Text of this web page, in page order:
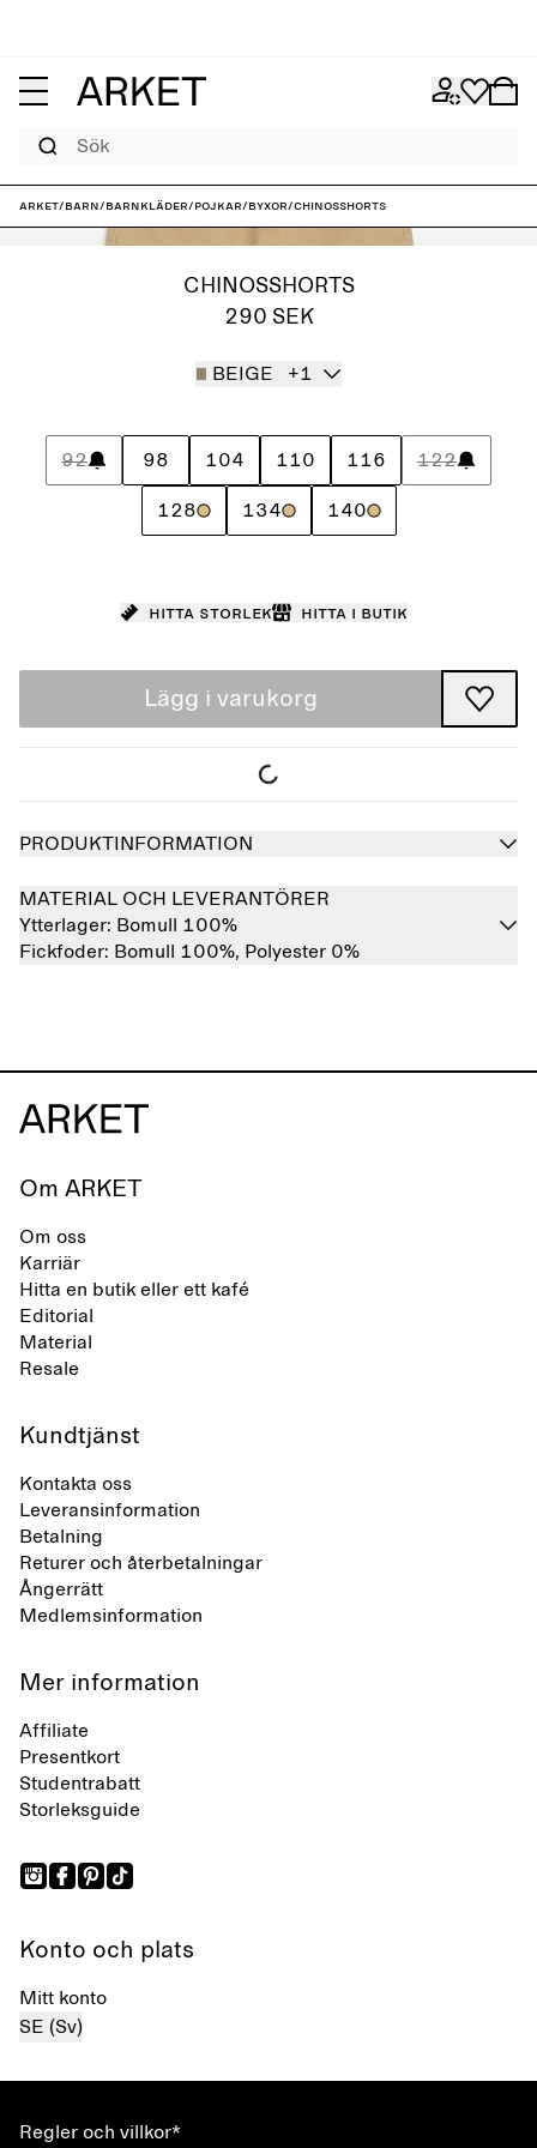
ARKET/Barn/Barnkläder/Pojkar/Byxor/Chinosshorts
CHINOSSHORTS
290 SEK
BEIGE +1
92 98 104 110 116 122
128 134 140
Hitta storlek Hitta i butik
Lägg i varukorg
PRODUKTINFORMATION
MATERIAL OCH LEVERANTÖRER
Ytterlager: Bomull 100%
Fickfoder: Bomull 100%, Polyester 0%
Om ARKET
Om oss
Karriär
Hitta en butik eller ett kafé
Editorial
Material
Resale
Kundtjänst
Kontakta oss
Leveransinformation
Betalning
Returer och återbetalningar
Ångerrätt
Medlemsinformation
Mer information
Affiliate
Presentkort
Studentrabatt
Storleksguide
Konto och plats
Mitt konto
SE (Sv)
Regler och villkor*